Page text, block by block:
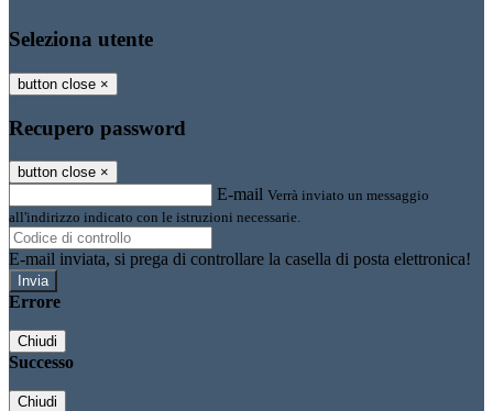
Seleziona utente
button close ×
Recupero password
button close ×
E-mail Verrà inviato un messaggio
all'indirizzo indicato con le istruzioni necessarie.
E-mail inviata, si prega di controllare la casella di posta elettronica!
Errore
Chiudi
Successo
Chiudi